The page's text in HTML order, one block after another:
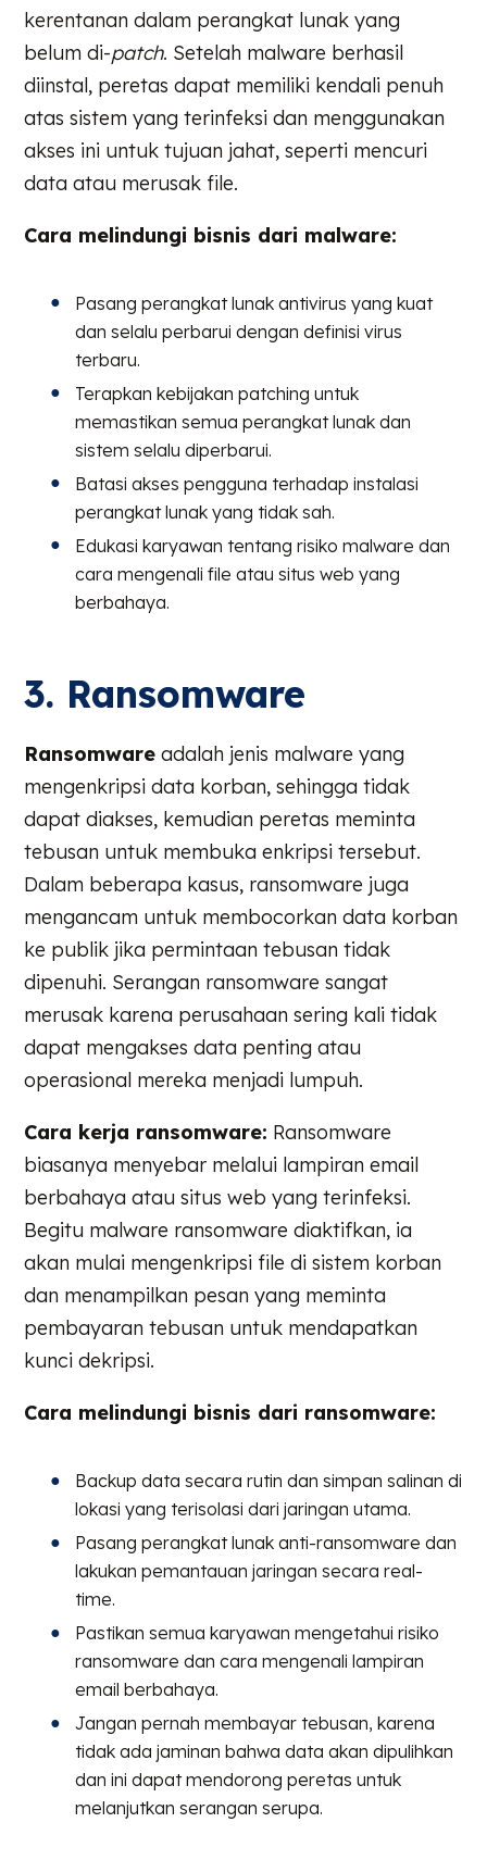
kerentanan dalam perangkat lunak yang
belum di-patch. Setelah malware berhasil
diinstal, peretas dapat memiliki kendali penuh
atas sistem yang terinfeksi dan menggunakan
akses ini untuk tujuan jahat, seperti mencuri
data atau merusak file.
Cara melindungi bisnis dari malware:
Pasang perangkat lunak antivirus yang kuat
dan selalu perbarui dengan definisi virus
terbaru.
Terapkan kebijakan patching untuk
memastikan semua perangkat lunak dan
sistem selalu diperbarui.
Batasi akses pengguna terhadap instalasi
perangkat lunak yang tidak sah.
Edukasi karyawan tentang risiko malware dan
cara mengenali file atau situs web yang
berbahaya.
3. Ransomware
Ransomware adalah jenis malware yang
mengenkripsi data korban, sehingga tidak
dapat diakses, kemudian peretas meminta
tebusan untuk membuka enkripsi tersebut.
Dalam beberapa kasus, ransomware juga
mengancam untuk membocorkan data korban
ke publik jika permintaan tebusan tidak
dipenuhi. Serangan ransomware sangat
merusak karena perusahaan sering kali tidak
dapat mengakses data penting atau
operasional mereka menjadi lumpuh.
Cara kerja ransomware: Ransomware
biasanya menyebar melalui lampiran email
berbahaya atau situs web yang terinfeksi.
Begitu malware ransomware diaktifkan, ia
akan mulai mengenkripsi file di sistem korban
dan menampilkan pesan yang meminta
pembayaran tebusan untuk mendapatkan
kunci dekripsi.
Cara melindungi bisnis dari ransomware:
Backup data secara rutin dan simpan salinan di
lokasi yang terisolasi dari jaringan utama.
Pasang perangkat lunak anti-ransomware dan
lakukan pemantauan jaringan secara real-
time.
Pastikan semua karyawan mengetahui risiko
ransomware dan cara mengenali lampiran
email berbahaya.
Jangan pernah membayar tebusan, karena
tidak ada jaminan bahwa data akan dipulihkan
dan ini dapat mendorong peretas untuk
melanjutkan serangan serupa.